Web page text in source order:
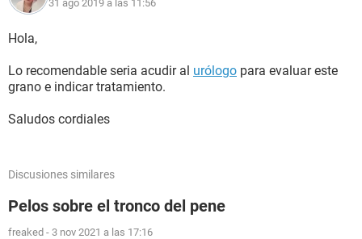
31 ago 2019 a las 11:56
Hola,
Lo recomendable seria acudir al urólogo para evaluar este
grano e indicar tratamiento.
Saludos cordiales
Discusiones similares
Pelos sobre el tronco del pene
freaked - 3 nov 2021 a las 17:16